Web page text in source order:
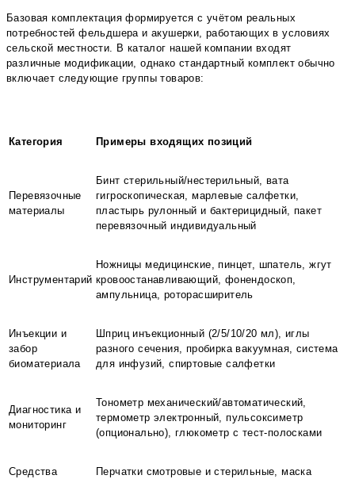
Базовая комплектация формируется с учётом реальных
потребностей фельдшера и акушерки, работающих в условиях
сельской местности. В каталог нашей компании входят
различные модификации, однако стандартный комплект обычно
включает следующие группы товаров:
Категория Примеры входящих позиций
Перевязочные
материалы
Бинт стерильный/нестерильный, вата
гигроскопическая, марлевые салфетки,
пластырь рулонный и бактерицидный, пакет
перевязочный индивидуальный
Инструментарий
Ножницы медицинские, пинцет, шпатель, жгут
кровоостанавливающий, фонендоскоп,
ампульница, роторасширитель
Инъекции и
забор
биоматериала
Шприц инъекционный (2/5/10/20 мл), иглы
разного сечения, пробирка вакуумная, система
для инфузий, спиртовые салфетки
Диагностика и
мониторинг
Тонометр механический/автоматический,
термометр электронный, пульсоксиметр
(опционально), глюкометр с тест-полосками
Средства
Перчатки смотровые и стерильные, маска